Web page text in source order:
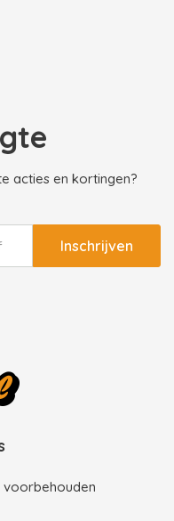
acties en kortingen?
Inschrijven
voorbehouden